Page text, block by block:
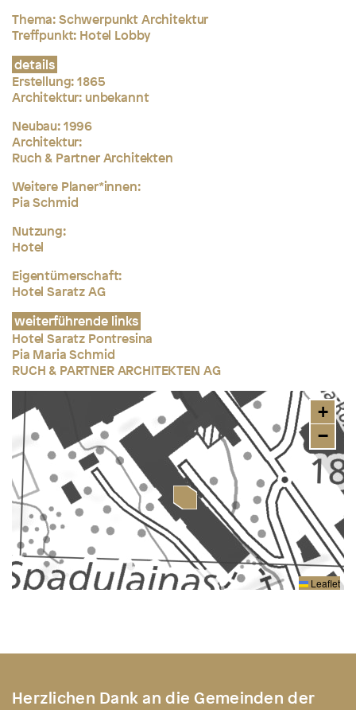
Thema: Schwerpunkt Architektur
Treffpunkt: Hotel Lobby
details
Erstellung:1865
Architektur: unbekannt
Neubau: 1996
Architektur:
Ruch & Partner Architekten
Weitere Planer*innen:
Pia Schmid
Nutzung:
Hotel
Eigentümerschaft:
Hotel Saratz AG
weiterführende links
Hotel Saratz Pontresina
Pia Maria Schmid
RUCH & PARTNER ARCHITEKTEN AG
+
−
Leaflet
Herzlichen Dank an die Gemeinden der